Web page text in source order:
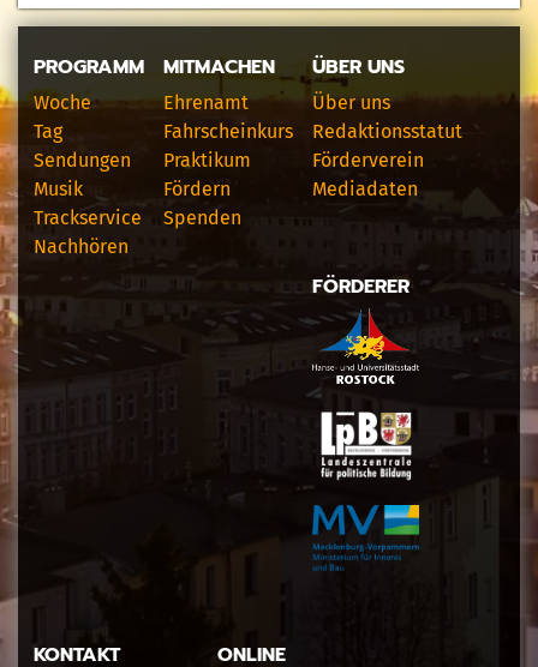
PROGRAMM
Woche
Tag
Sendungen
Musik
Trackservice
Nachhören
MITMACHEN
Ehrenamt
Fahrscheinkurs
Praktikum
Fördern
Spenden
ÜBER UNS
Über uns
Redaktionsstatut
Förderverein
Mediadaten
FÖRDERER
KONTAKT ONLINE